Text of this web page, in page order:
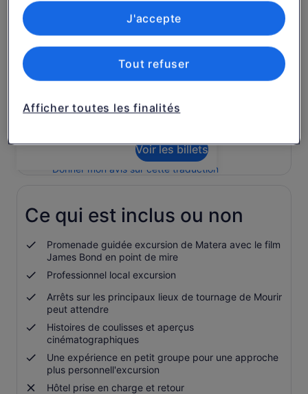
Voyageurs
1 voyageur
ven. 7 août sam. 8 août
65 €
dim. 9 août lun. 10 août
Voir les billets
Afficher le texte d’origine (anglais)
Donner mon avis sur cette traduction
onglet.
Ce qui est inclus ou non
Promenade guidée excursion de Matera avec le film
James Bond en point de mire
Professionnel local excursion
Arrêts sur les principaux lieux de tournage de Mourir
peut attendre
Histoires de coulisses et aperçus
cinématographiques
Une expérience en petit groupe pour une approche
plus personnell'excursion
Hôtel prise en charge et retour
et contenu personnalisés, mesure de performance des publicités
et du contenu, études d’audience et développement de services.
Liste de nos partenaires (fournisseurs)
Afficher toutes les finalités
Tout refuser
J'accepte